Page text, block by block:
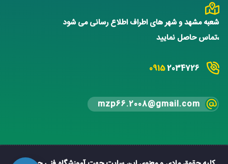
شعبه مشهد و شهر های اطراف اطلاع رسانی می شود
،تماس حاصل نمایید
09152034726
mzp66.2008@gmail.com